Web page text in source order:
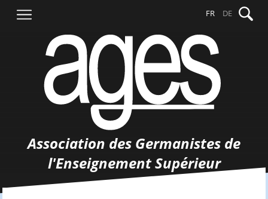
contenu
FR DE
Association des Germanistes de
l'Enseignement Supérieur